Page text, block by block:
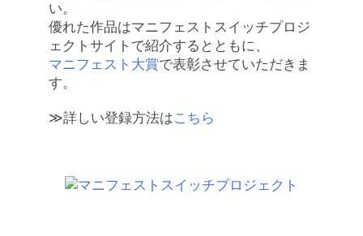
い。
優れた作品はマニフェストスイッチプロジ
ェクトサイトで紹介するとともに、
マニフェスト大賞で表彰させていただきま
す。
≫詳しい登録方法はこちら